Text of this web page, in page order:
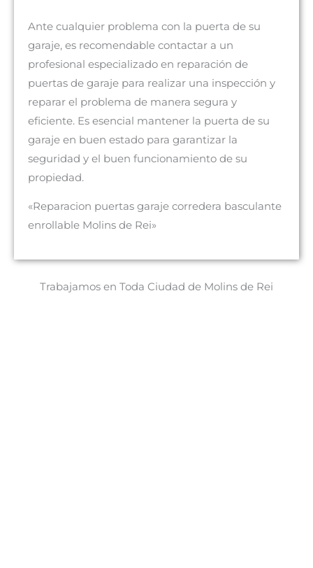
Ante cualquier problema con la puerta de su
garaje, es recomendable contactar a un
profesional especializado en reparación de
puertas de garaje para realizar una inspección y
reparar el problema de manera segura y
eficiente. Es esencial mantener la puerta de su
garaje en buen estado para garantizar la
seguridad y el buen funcionamiento de su
propiedad.
«Reparacion puertas garaje corredera basculante
enrollable Molins de Rei»
Trabajamos en Toda Ciudad de Molins de Rei